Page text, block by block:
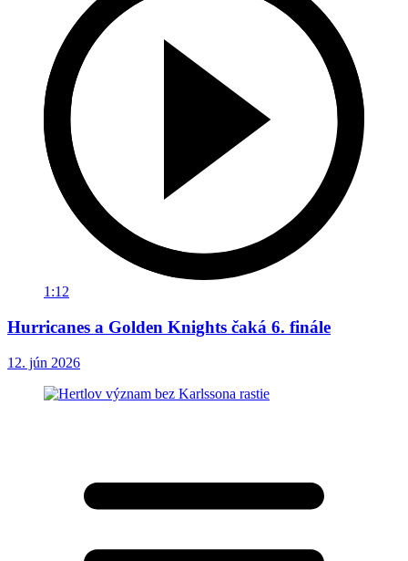
1:12
Hurricanes a Golden Knights čaká 6. finále
12. jún 2026